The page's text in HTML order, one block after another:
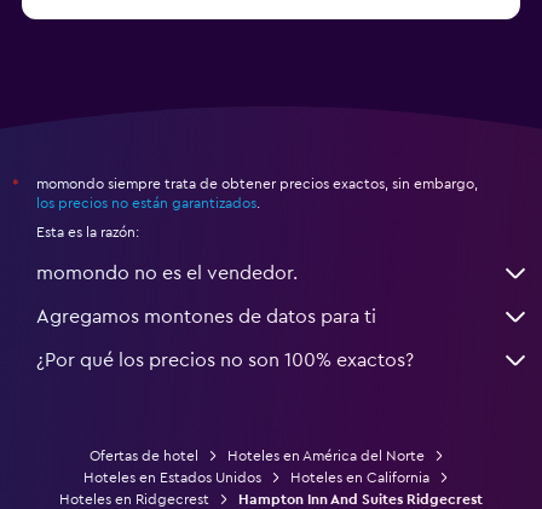
*
momondo siempre trata de obtener precios exactos, sin embargo,
los precios no están garantizados
Esta es la razón:
momondo no es el vendedor.
Agregamos montones de datos para ti
¿Por qué los precios no son 100% exactos?
Ofertas de hotel
Hoteles en América del Norte
Hoteles en Estados Unidos
Hoteles en California
Hoteles en Ridgecrest
Hampton Inn And Suites Ridgecrest